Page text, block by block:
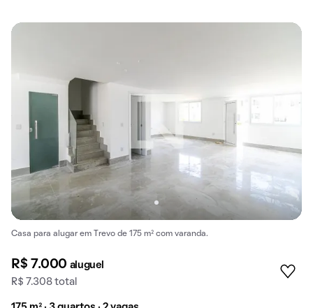
Casa para alugar em Trevo de 175 m² com varanda.
R$ 7.000 aluguel
R$ 7.308 total